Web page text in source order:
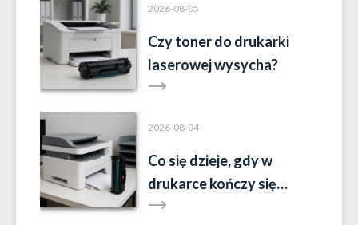
2026-08-05
Czy toner do drukarki
laserowej wysycha?
2026-08-04
Co się dzieje, gdy w
drukarce kończy się
toner?